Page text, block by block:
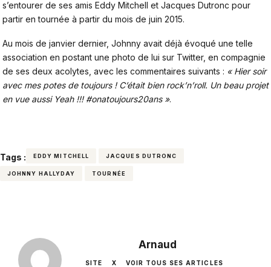
s’entourer de ses amis Eddy Mitchell et Jacques Dutronc pour
partir en tournée à partir du mois de juin 2015.
Au mois de janvier dernier, Johnny avait déjà évoqué une telle
association en postant une photo de lui sur Twitter, en compagnie
de ses deux acolytes, avec les commentaires suivants : « Hier soir
avec mes potes de toujours ! C’était bien rock’n’roll. Un beau projet
en vue aussi Yeah !!! #onatoujours20ans ».
Tags : EDDY MITCHELL JACQUES DUTRONC
JOHNNY HALLYDAY TOURNÉE
Arnaud
SITE X VOIR TOUS SES ARTICLES